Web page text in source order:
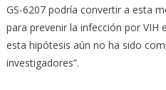
GS-6207 podría convertir a esta
para prevenir la infección por VIH
esta hipótesis aún no ha sido
investigadores”.